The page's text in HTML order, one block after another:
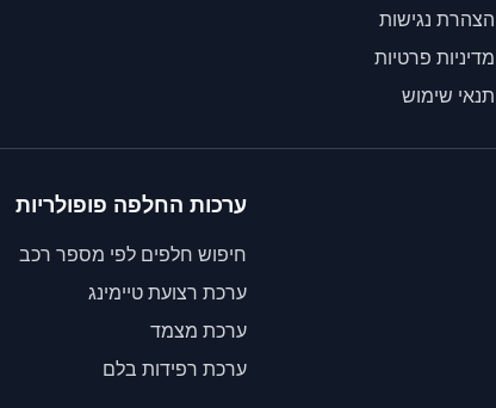
הצהרת נגישות
מדיניות פרטיות
תנאי שימוש
ערכות החלפה פופולריות
חיפוש חלפים לפי מספר רכב
ערכת רצועת טיימינג
ערכת מצמד
ערכת רפידות בלם